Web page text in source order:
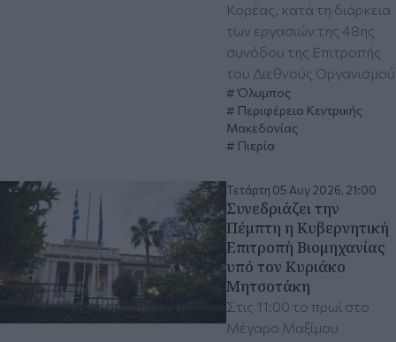
Κορέας, κατά τη διάρκεια
των εργασιών της 48ης
συνόδου της Επιτροπής
του Διεθνούς Οργανισμού
Όλυμπος
Περιφέρεια Κεντρικής
Μακεδονίας
Πιερία
Τετάρτη 05 Αυγ 2026, 21:00
Συνεδριάζει την
Πέμπτη η Κυβερνητική
Επιτροπή Βιομηχανίας
υπό τον Κυριάκο
Μητσοτάκη
Στις 11:00 το πρωί στο
Μέγαρο Μαξίμου